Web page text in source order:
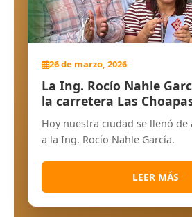
26 de marzo, 2026
La Ing. Rocío Nahle
la carretera Las
Hoy nuestra ciudad se llenó
a la Ing. Rocío Nahle García.
LEER MÁS